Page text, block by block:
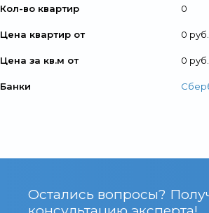
Кол-во квартир 0
Цена квартир от 0 руб.
Цена за кв.м от 0 руб.
Банки
Остались вопросы?